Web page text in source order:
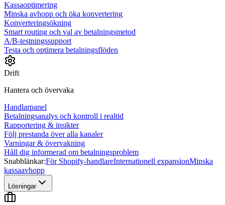
Kassaoptimering
Minska avhopp och öka konvertering
Konverteringsökning
Smart routing och val av betalningsmetod
A/B-testningssupport
Testa och optimera betalningsflöden
Drift
Hantera och övervaka
Handlarpanel
Betalningsanalys och kontroll i realtid
Rapportering & insikter
Följ prestanda över alla kanaler
Varningar & övervakning
Håll dig informerad om betalningsproblem
Snabblänkar:För Shopify-handlareInternationell expansionMinska
kassaavhopp
Lösningar